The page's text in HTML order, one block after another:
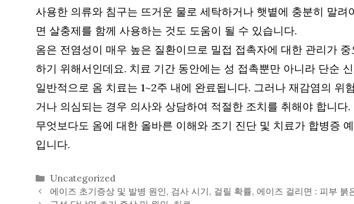
사용한 의류와 침구는 뜨거운 물로 세탁하거나 햇볕에 충분히 말
면 살충제를 함께 사용하는 것도 도움이 될 수 있습니다.
옴은 전염성이 매우 높은 질환이므로 밀접 접촉자에 대한 관리가
하기 위해서인데요. 치료 기간 동안에는 성 접촉뿐만 아니라 단순
일반적으로 옴 치료는 1~2주 내에 완료됩니다. 그러나 재감염의
거나 의심되는 경우 의사와 상담하여 적절한 조치를 취해야 합니다.
무엇보다도 옴에 대한 올바른 이해와 조기 진단 및 치료가 합병증
입니다.
카
테
Uncategorized
에이즈 초기증상 및 발병 원인, 검사 시기, 걸릴 확률, 에이즈 걸리면 : 피부 붉